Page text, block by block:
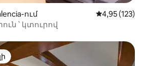
ում Միջին
4,95 (123)
՝ կտուրով
տները